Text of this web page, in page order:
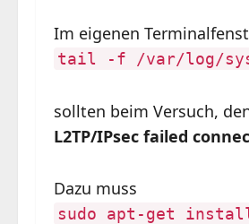
Im eigenen
tail -f /var/log/
sollten beim Versuch,
L2TP/IPsec failed
Dazu muss
sudo apt-get install